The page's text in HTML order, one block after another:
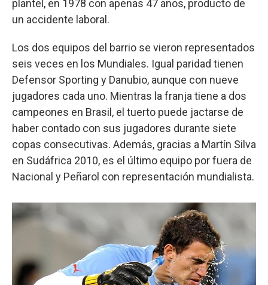
plantel, en 1978 con apenas 47 años, producto de
un accidente laboral.
Los dos equipos del barrio se vieron representados
seis veces en los Mundiales. Igual paridad tienen
Defensor Sporting y Danubio, aunque con nueve
jugadores cada uno. Mientras la franja tiene a dos
campeones en Brasil, el tuerto puede jactarse de
haber contado con sus jugadores durante siete
copas consecutivas. Además, gracias a Martín Silva
en Sudáfrica 2010, es el último equipo por fuera de
Nacional y Peñarol con representación mundialista.